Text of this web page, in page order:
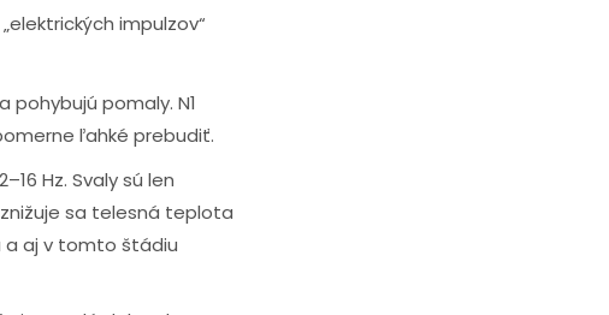
impulzov“
pohybujú pomaly. N1
ľahké prebudiť.
Hz. Svaly sú len
sa telesná teplota
a aj v tomto štádiu